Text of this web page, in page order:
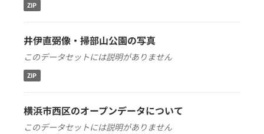
ZIP
井伊直弼像・掃部山公園の写真
このデータセットには説明がありません
ZIP
横浜市西区のオープンデータについて
このデータセットには説明がありません